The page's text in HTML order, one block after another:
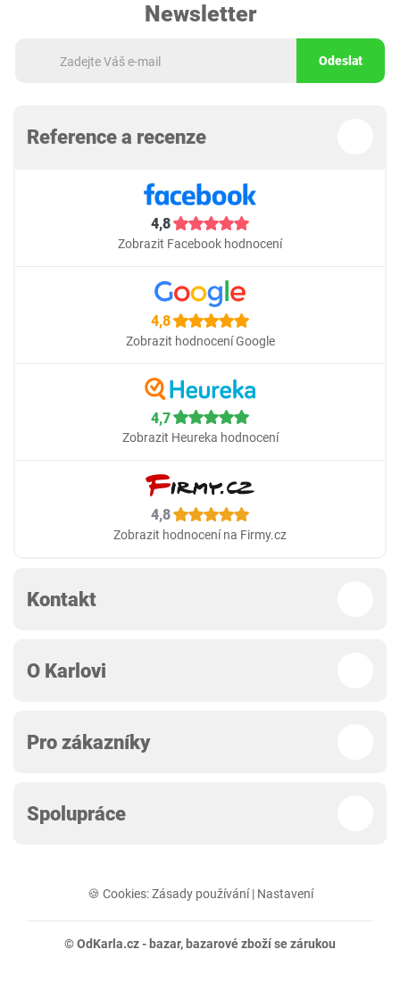
Newsletter
Odeslat
Reference a recenze
4,8
Zobrazit Facebook hodnocení
4,8
Zobrazit hodnocení Google
4,7
Zobrazit Heureka hodnocení
4,8
Zobrazit hodnocení na Firmy.cz
Kontakt
O Karlovi
Pro zákazníky
Spolupráce
🍪 Cookies:Zásady používání| Nastavení
© OdKarla.cz - bazar, bazarové zboží se zárukou